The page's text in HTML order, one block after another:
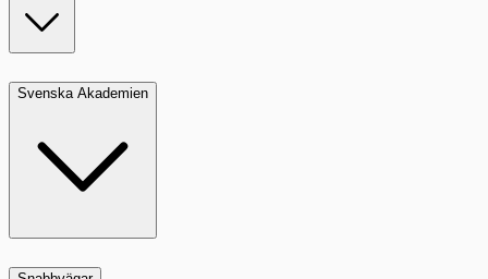
Svenska Akademien